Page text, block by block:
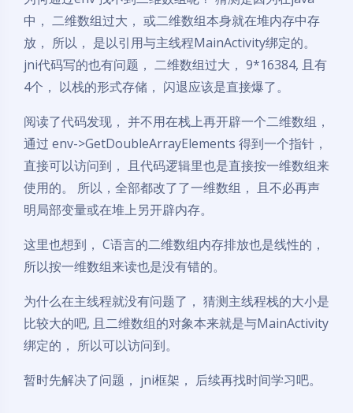
中， 二维数组过大， 或二维数组本身就在堆内存中存
放， 所以， 是以引用与主线程MainActivity绑定的。
jni代码写的也有问题， 二维数组过大， 9*16384, 且有
4个， 以栈的形式存储， 闪退应该是直接爆了。
阅读了代码发现， 并不用在栈上再开辟一个二维数组，
通过 env->GetDoubleArrayElements 得到一个指针，
直接可以访问到， 且代码逻辑里也是直接按一维数组来
使用的。 所以，全部都改了了一维数组， 且不必再声
明局部变量或在堆上另开辟内存。
这里也想到， C语言的二维数组内存排放也是线性的，
所以按一维数组来读也是没有错的。
为什么在主线程就没有问题了， 猜测主线程栈的大小是
比较大的吧, 且二维数组的对象本来就是与MainActivity
绑定的， 所以可以访问到。
暂时先解决了问题， jni框架， 后续再找时间学习吧。